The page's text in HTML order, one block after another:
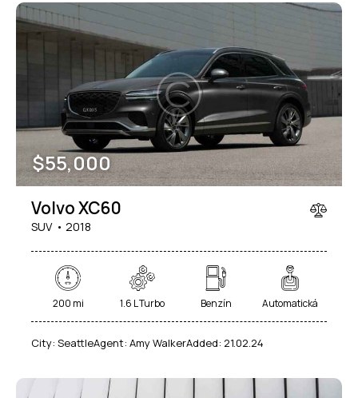
$55,000
Volvo XC60
SUV 2018
200 mi 1.6 L Turbo Benzín Automatická
City: SeattleAgent: Amy WalkerAdded: 21.02.24